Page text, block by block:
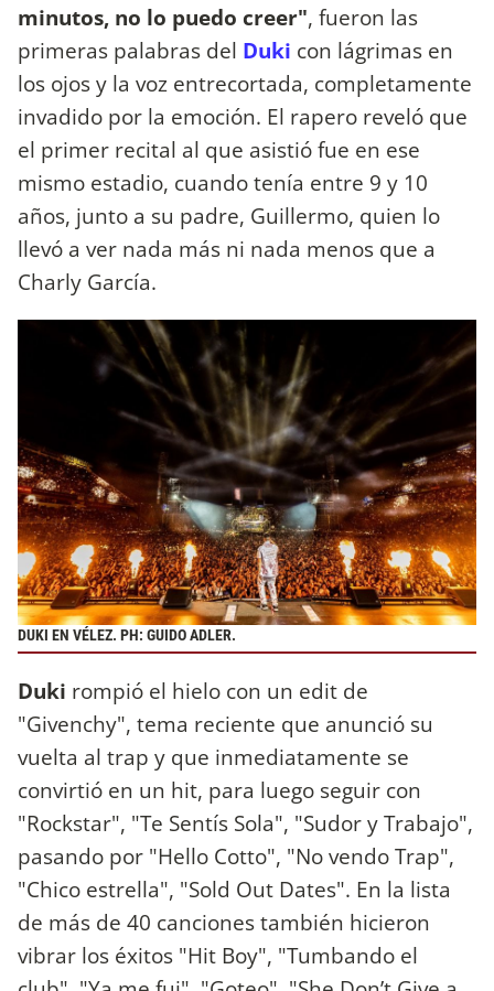
minutos, no lo puedo creer", fueron las
primeras palabras del Duki con lágrimas en
los ojos y la voz entrecortada, completamente
invadido por la emoción. El rapero reveló que
el primer recital al que asistió fue en ese
mismo estadio, cuando tenía entre 9 y 10
años, junto a su padre, Guillermo, quien lo
llevó a ver nada más ni nada menos que a
Charly García.
DUKI EN VÉLEZ. PH: GUIDO ADLER.
Duki rompió el hielo con un edit de
"Givenchy", tema reciente que anunció su
vuelta al trap y que inmediatamente se
convirtió en un hit, para luego seguir con
"Rockstar", "Te Sentís Sola", "Sudor y Trabajo",
pasando por "Hello Cotto", "No vendo Trap",
"Chico estrella", "Sold Out Dates". En la lista
de más de 40 canciones también hicieron
vibrar los éxitos "Hit Boy", "Tumbando el